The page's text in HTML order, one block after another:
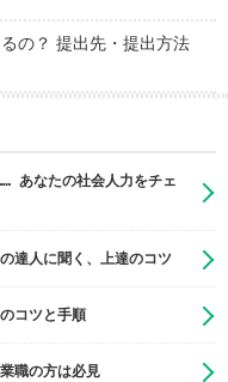
の？ 提出先・提出方法
あなたの社会人力をチェ
達人に聞く、上達のコツ
コツと手順
職の方は必見